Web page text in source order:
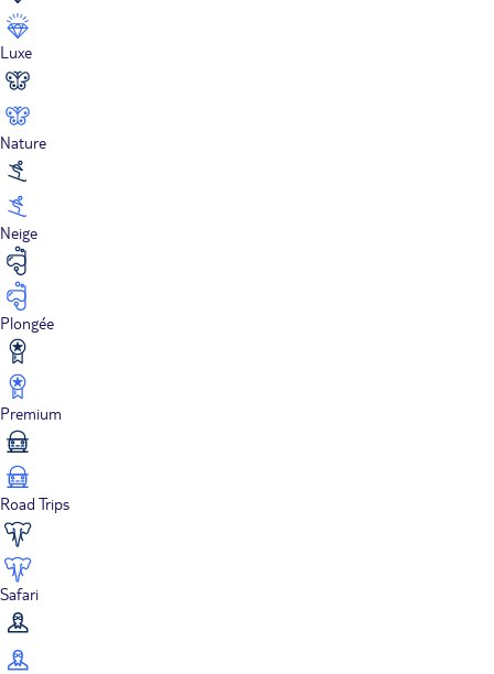
Luxe
Nature
Neige
Plongée
Premium
Road Trips
Safari